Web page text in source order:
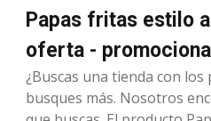
Papas fritas estilo
oferta -
¿Buscas una tienda con
busques más. Nosotros